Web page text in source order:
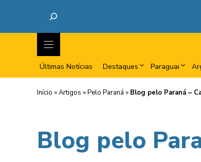
Últimas Notícias Destaques Paraguai
Início »Artigos »Pelo Paraná » Blog pelo Paraná –
Blog pelo